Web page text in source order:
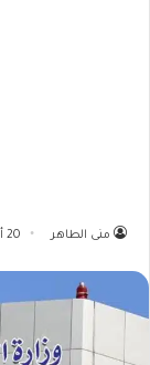
منى الطاهر 20 أكتوبر 2025 - 6:52 مساءً